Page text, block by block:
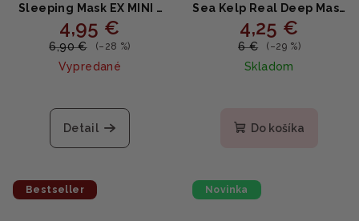
Sleeping Mask EX MINI -
Hydratačná pleťová
nočná maska 15ml
4,95 €
6,90 € (–28 %)
Vypredané
Detail
Sea Kelp Real Deep Mask
- Upokojujúca
hydrogélová maska s
4,25 €
6 € (–29 %)
Skladom
produktu
Do košíka
Bestseller Novinka